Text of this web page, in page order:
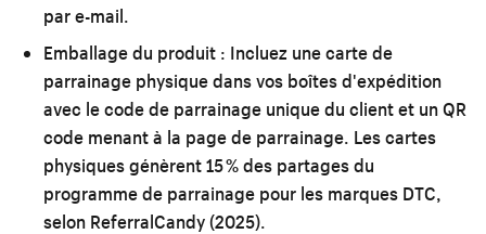
par e-mail.
Emballage du produit : Incluez une carte de
parrainage physique dans vos boîtes d'expédition
avec le code de parrainage unique du client et un QR
code menant à la page de parrainage. Les cartes
physiques génèrent 15 % des partages du
programme de parrainage pour les marques DTC,
selon ReferralCandy (2025).